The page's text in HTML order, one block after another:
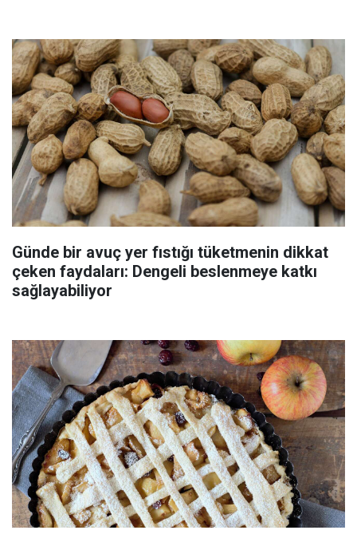
Günde bir avuç yer fıstığı tüketmenin dikkat
çeken faydaları: Dengeli beslenmeye katkı
sağlayabiliyor